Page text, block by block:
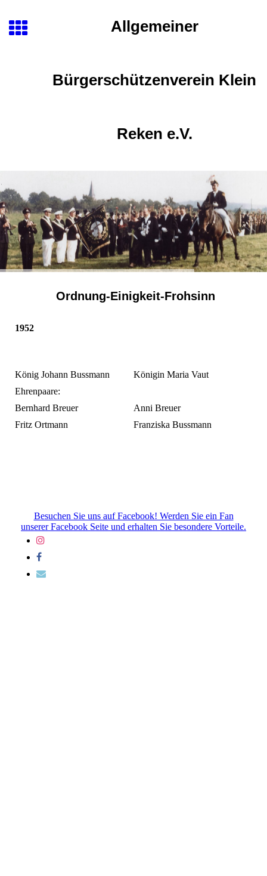
Allgemeiner
Bürgerschützenverein Klein
Reken e.V.
Ordnung-Einigkeit-Frohsinn
1952
König Johann Bussmann
Königin Maria Vaut
Ehrenpaare:
Bernhard Breuer
Anni Breuer
Fritz Ortmann
Franziska Bussmann
Besuchen Sie uns auf Facebook! Werden Sie ein Fan
unserer Facebook Seite und erhalten Sie besondere Vorteile.